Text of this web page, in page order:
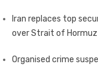
Iran replaces top
over Strait of Hormuz
Organised crime